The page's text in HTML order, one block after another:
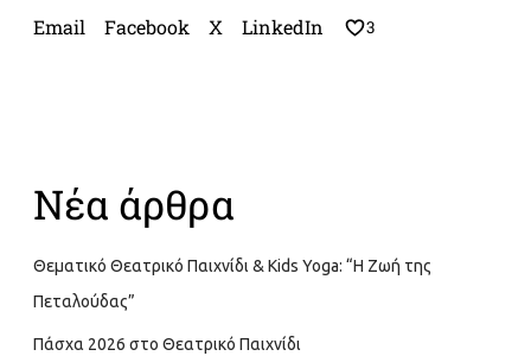
Email
Facebook X LinkedIn 3
Νέα άρθρα
Θεματικό Θεατρικό Παιχνίδι & Kids Yoga: “Η Ζωή της
Πεταλούδας”
Πάσχα 2026 στο Θεατρικό Παιχνίδι